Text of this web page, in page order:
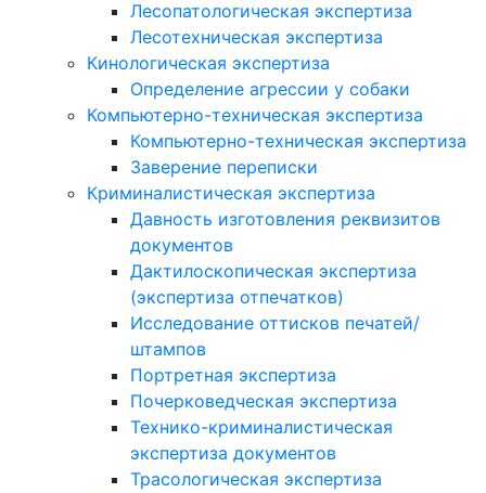
Лесопатологическая экспертиза
Лесотехническая экспертиза
Кинологическая экспертиза
Определение агрессии у собаки
Компьютерно-техническая экспертиза
Компьютерно-техническая экспертиза
Заверение переписки
Криминалистическая экспертиза
Давность изготовления реквизитов
документов
Дактилоскопическая экспертиза
(экспертиза отпечатков)
Исследование оттисков печатей/
штампов
Портретная экспертиза
Почерковедческая экспертиза
Технико-криминалистическая
экспертиза документов
Трасологическая экспертиза